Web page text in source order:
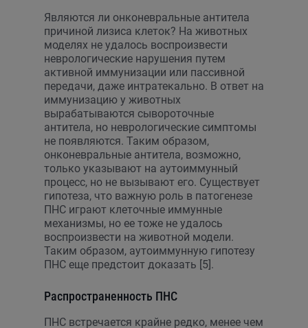
Являются ли онконевральные антитела
причиной лизиса клеток? На животных
моделях не удалось воспроизвести
неврологические нарушения путем
активной иммунизации или пассивной
передачи, даже интратекально. В ответ на
иммунизацию у животных
вырабатываются сывороточные
антитела, но неврологические симптомы
не появляются. Таким образом,
онконевральные антитела, возможно,
только указывают на аутоиммунный
процесс, но не вызывают его. Существует
гипотеза, что важную роль в патогенезе
ПНС играют клеточные иммунные
механизмы, но ее тоже не удалось
воспроизвести на животной модели.
Таким образом, аутоиммунную гипотезу
ПНС еще предстоит доказать [5].
Распространенность ПНС
ПНС встречается крайне редко, менее чем